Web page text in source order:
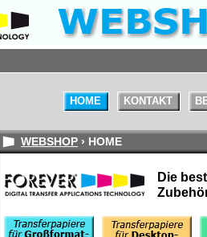
HOME KONTAKT
WEBSHOP › HOME
Die